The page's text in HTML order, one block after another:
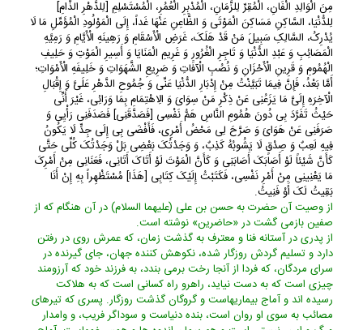
مِنَ الْوَالِدِ الْفَانِ، الْمُقِرِّ لِلزَّمَانِ، الْمُدْبِرِ الْعُمُرِ، الْمُسْتَسْلِمِ [لِلدَّهْرِ الذَّامِ]
لِلدُّنْیَا، السَّاکِنِ مَسَاکِنَ الْمَوْتَى وَ الظَّاعِنِ عَنْهَا غَداً، إِلَى الْمَوْلُودِ الْمُؤَمِّلِ مَا لَا
یُدْرِکُ، السَّالِکِ سَبِیلَ مَنْ قَدْ هَلَکَ، غَرَضِ الْأَسْقَامِ وَ رَهِینَهِ الْأَیَّامِ وَ رَمِیَّهِ
الْمَصَائِبِ وَ عَبْدِ الدُّنْیَا وَ تَاجِرِ الْغُرُورِ وَ غَرِیمِ الْمَنَایَا وَ أَسِیرِ الْمَوْتِ وَ حَلِیفِ
الْهُمُومِ وَ قَرِینِ الْأَحْزَانِ وَ نُصُبِ الْآفَاتِ وَ صَرِیعِ الشَّهَوَاتِ وَ خَلِیفَهِ الْأَمْوَاتِ؛
أَمَّا بَعْدُ، فَإِنَّ فِیمَا تَبَیَّنْتُ مِنْ إِدْبَارِ الدُّنْیَا عَنِّی وَ جُمُوحِ الدَّهْرِ عَلَیَّ وَ إِقْبَالِ
الْآخِرَهِ إِلَیَّ مَا یَزَعُنِی عَنْ ذِکْرِ مَنْ سِوَایَ وَ الِاهْتِمَامِ بِمَا وَرَائِی، غَیْرَ أَنِّی
حَیْثُ تَفَرَّدَ بِی دُونَ هُمُومِ النَّاسِ هَمُّ نَفْسِی [فَصَدَّقَنِی] فَصَدَفَنِی رَأْیِی وَ
صَرَفَنِی عَنْ هَوَایَ وَ صَرَّحَ لِی مَحْضُ أَمْرِی، فَأَفْضَى بِی إِلَى جِدٍّ لَا یَکُونُ
فِیهِ لَعِبٌ وَ صِدْقٍ لَا یَشُوبُهُ کَذِبٌ، وَ وَجَدْتُکَ بَعْضِی بَلْ وَجَدْتُکَ کُلِّی حَتَّى
کَأَنَّ شَیْئاً لَوْ أَصَابَکَ أَصَابَنِی وَ کَأَنَّ الْمَوْتَ لَوْ أَتَاکَ أَتَانِی، فَعَنَانِی مِنْ أَمْرِکَ
مَا یَعْنِینِی مِنْ أَمْرِ نَفْسِی، فَکَتَبْتُ إِلَیْکَ کِتَابِی [هَذَا] مُسْتَظْهِراً بِهِ إِنْ أَنَا
بَقِیتُ لَکَ أَوْ فَنِیتُ.
از وصیت آن حضرت به حسن بن على (علیهما السلام) در آن هنگام که از
صفین بازمى گشت در «حاضرین» نوشته است.
از پدرى در آستانه فنا و معترف به گذشت زمان، که عمرش روى در رفتن
دارد و تسلیم گردش روزگار شده، نکوهش کننده جهان، جاى گیرنده در
سراى مردگان، که فردا از آنجا رخت برمى بندد، به فرزند خود که آرزومند
چیزى است که به دست نیاید، راهرو راه کسانى است که به هلاکت
رسیده اند و آماج بیماریهاست و گروگان گذشت روزگار. پسرى که تیرهاى
مصائب به سوى او روان است، بنده دنیاست و سوداگر فریب، و وامدار